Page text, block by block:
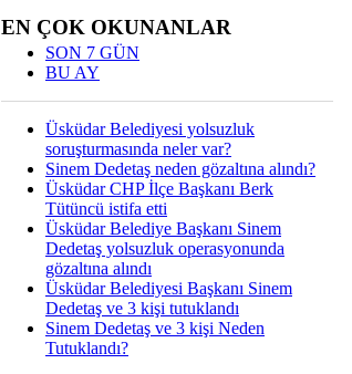
EN ÇOK OKUNANLAR
SON 7 GÜN
BU AY
Üsküdar Belediyesi yolsuzluk
soruşturmasında neler var?
Sinem Dedetaş neden gözaltına alındı?
Üsküdar CHP İlçe Başkanı Berk
Tütüncü istifa etti
Üsküdar Belediye Başkanı Sinem
Dedetaş yolsuzluk operasyonunda
gözaltına alındı
Üsküdar Belediyesi Başkanı Sinem
Dedetaş ve 3 kişi tutuklandı
Sinem Dedetaş ve 3 kişi Neden
Tutuklandı?